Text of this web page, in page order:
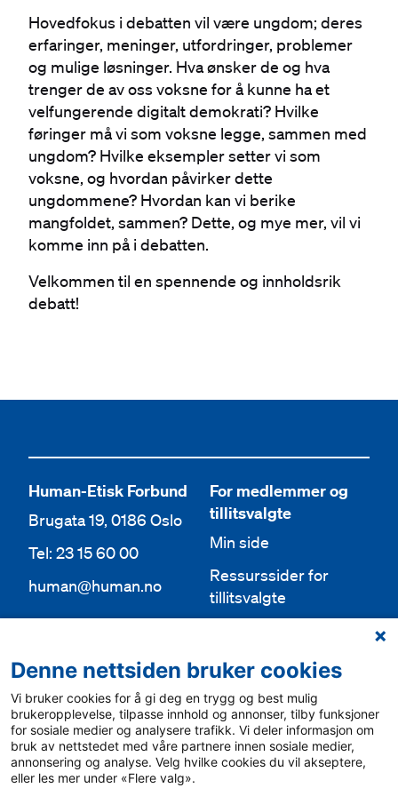
Hovedfokus i debatten vil være ungdom; deres
erfaringer, meninger, utfordringer, problemer
og mulige løsninger. Hva ønsker de og hva
trenger de av oss voksne for å kunne ha et
velfungerende digitalt demokrati? Hvilke
føringer må vi som voksne legge, sammen med
ungdom? Hvilke eksempler setter vi som
voksne, og hvordan påvirker dette
ungdommene? Hvordan kan vi berike
mangfoldet, sammen? Dette, og mye mer, vil vi
komme inn på i debatten.
Velkommen til en spennende og innholdsrik
debatt!
Human-Etisk Forbund
Brugata 19, 0186 Oslo
Tel: 23 15 60 00
human@human.no
Aktuelt
For media
Ledige stillinger
English
For medlemmer og
tillitsvalgte
Min side
Ressurssider for
tillitsvalgte
Bli medlem
Bli frivillig
Personvern & cookies
Denne nettsiden bruker cookies
Vi bruker cookies for å gi deg en trygg og best mulig
brukeropplevelse, tilpasse innhold og annonser, tilby funksjoner
for sosiale medier og analysere trafikk. Vi deler informasjon om
bruk av nettstedet med våre partnere innen sosiale medier,
annonsering og analyse. Velg hvilke cookies du vil akseptere,
eller les mer under «Flere valg».